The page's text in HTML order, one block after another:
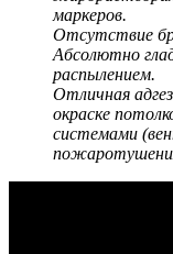
маркеров.
Отсутствие
Абсолютно
распылением.
Отличная
окраске
системами